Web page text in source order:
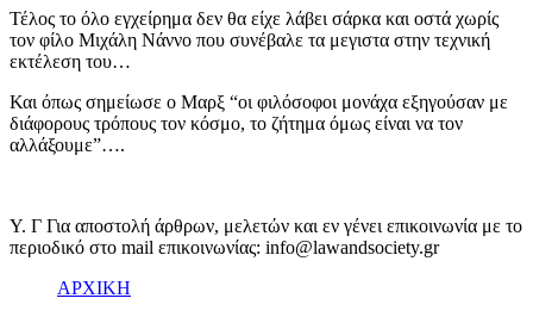
Τέλος το όλο εγχείρημα δεν θα είχε λάβει σάρκα και οστά χωρίς
τον φίλο Μιχάλη Νάννο που συνέβαλε τα μεγιστα στην τεχνική
εκτέλεση του…
Και όπως σημείωσε ο Μαρξ “οι φιλόσοφοι μονάχα εξηγούσαν με
διάφορους τρόπους τον κόσμο, το ζήτημα όμως είναι να τον
αλλάξουμε”….
Υ. Γ Για αποστολή άρθρων, μελετών και εν γένει επικοινωνία με το
περιοδικό στο mail επικοινωνίας: info@lawandsociety.gr
ΑΡΧΙΚΗ